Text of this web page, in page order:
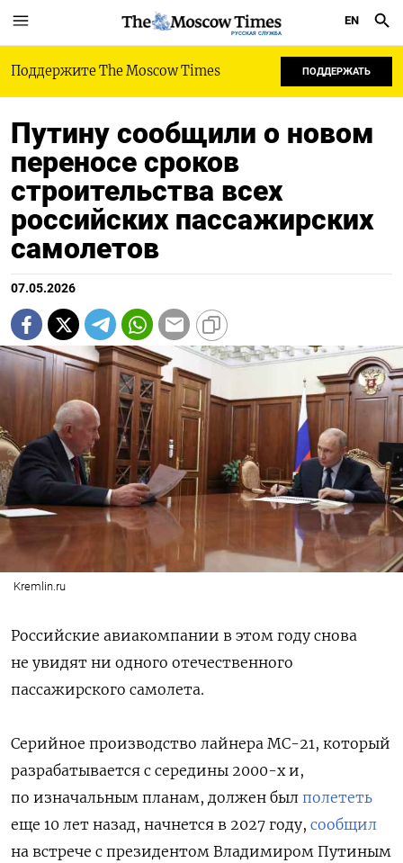
РУССКАЯ СЛУЖБА
EN
Поддержите The Moscow Times ПОДДЕРЖАТЬ
Путину сообщили о новом
переносе сроков
строительства всех
российских пассажирских
самолетов
07.05.2026
Kremlin.ru
Российские авиакомпании в этом году снова
не увидят ни одного отечественного
пассажирского самолета.
Серийное производство лайнера МС-21, который
разрабатывается с середины 2000-х и,
по изначальным планам, должен был полететь
еще 10 лет назад, начнется в 2027 году, сообщил
на встрече с президентом Владимиром Путиным